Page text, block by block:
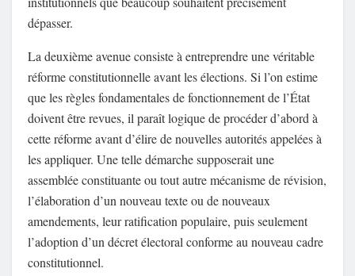
dépasser.
La deuxième avenue consiste à entreprendre une véritable
réforme constitutionnelle avant les élections. Si l’on estime
que les règles fondamentales de fonctionnement de l’État
doivent être revues, il paraît logique de procéder d’abord à
cette réforme avant d’élire de nouvelles autorités appelées à
les appliquer. Une telle démarche supposerait une
assemblée constituante ou tout autre mécanisme de révision,
l’élaboration d’un nouveau texte ou de nouveaux
amendements, leur ratification populaire, puis seulement
l’adoption d’un décret électoral conforme au nouveau cadre
constitutionnel.